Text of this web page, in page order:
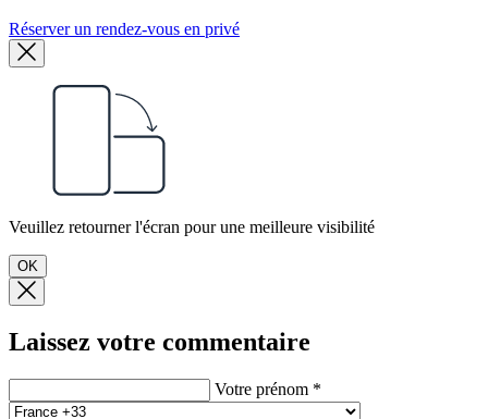
Réserver un rendez-vous en privé
Veuillez retourner l'écran pour une meilleure visibilité
OK
Laissez votre commentaire
Votre prénom *